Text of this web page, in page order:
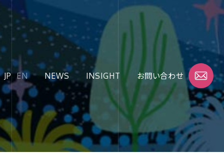
JP EN NEWS INSIGHT お問い合わせ